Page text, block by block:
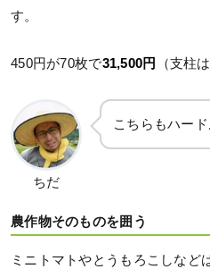
す。
450円が70枚で31,500円 （支柱
ちだ
こちらもハード
農作物そのものを囲う
ミニトマトやとうもろこしなど